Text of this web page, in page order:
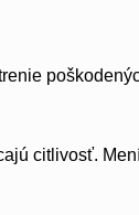
citlivosť.